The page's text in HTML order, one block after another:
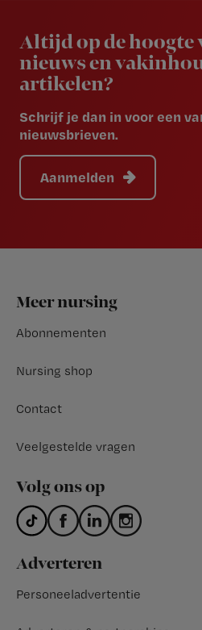
Altijd op de hoogte
nieuws en
artikelen?
Schrijf je dan in voor een
nieuwsbrieven.
Aanmelden
Footer
Meer nursing
Abonnementen
Nursing shop
Contact
Veelgestelde vragen
Volg ons op
Adverteren
Personeeladvertentie